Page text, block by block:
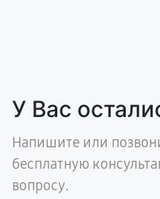
У Вас
Напишите или
бесплатную
вопросу.